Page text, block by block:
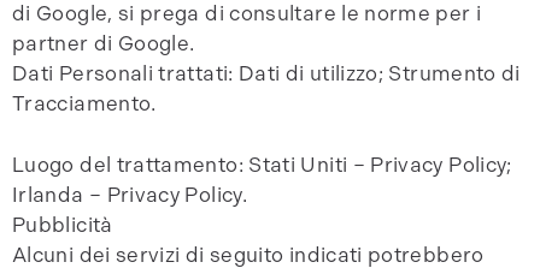
di Google, si prega di consultare le norme per i
partner di Google.
Dati Personali trattati: Dati di utilizzo; Strumento di
Tracciamento.
Luogo del trattamento: Stati Uniti – Privacy Policy;
Irlanda – Privacy Policy.
Pubblicità
Alcuni dei servizi di seguito indicati potrebbero